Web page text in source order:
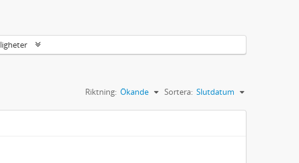
Sortera: Slutdatum
Riktning: Ökande